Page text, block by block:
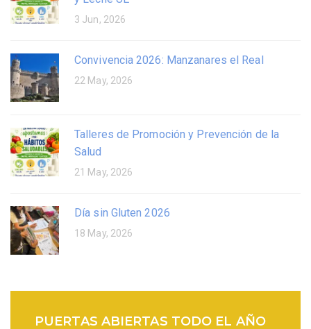
3 Jun, 2026
Convivencia 2026: Manzanares el Real
22 May, 2026
Talleres de Promoción y Prevención de la
Salud
21 May, 2026
Día sin Gluten 2026
18 May, 2026
PUERTAS ABIERTAS TODO EL AÑO